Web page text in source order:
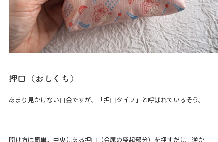
押口（おしくち）
あまり見かけない口金ですが、「押口タイプ」と呼ばれているそう。
開け方は簡単。中央にある押口（金属の突起部分）を押すだけ。逆か